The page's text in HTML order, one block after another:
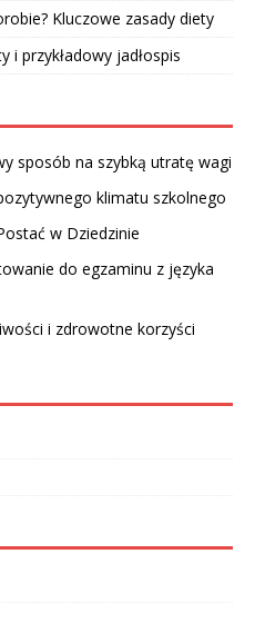
Kluczowe zasady diety
i przykładowy jadłospis
sposób na szybką utratę wagi
klimatu szkolnego
w Dziedzinie
do egzaminu z języka
i zdrowotne korzyści